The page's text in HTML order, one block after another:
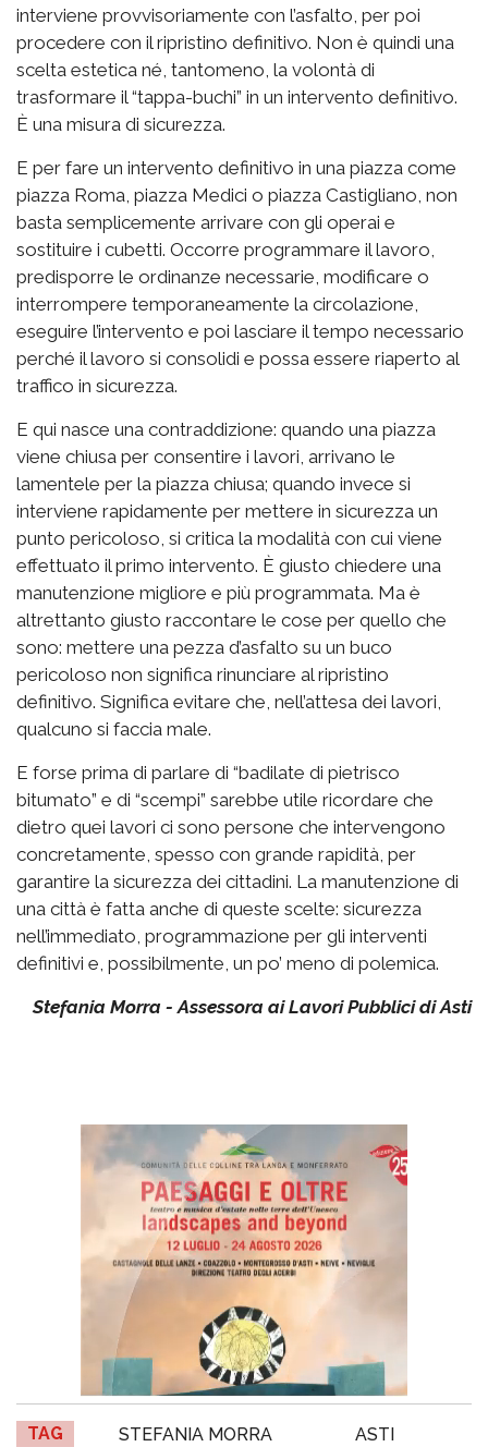
interviene provvisoriamente con l’asfalto, per poi
procedere con il ripristino definitivo. Non è quindi una
scelta estetica né, tantomeno, la volontà di
trasformare il “tappa-buchi” in un intervento definitivo.
È una misura di sicurezza.
E per fare un intervento definitivo in una piazza come
piazza Roma, piazza Medici o piazza Castigliano, non
basta semplicemente arrivare con gli operai e
sostituire i cubetti. Occorre programmare il lavoro,
predisporre le ordinanze necessarie, modificare o
interrompere temporaneamente la circolazione,
eseguire l’intervento e poi lasciare il tempo necessario
perché il lavoro si consolidi e possa essere riaperto al
traffico in sicurezza.
E qui nasce una contraddizione: quando una piazza
viene chiusa per consentire i lavori, arrivano le
lamentele per la piazza chiusa; quando invece si
interviene rapidamente per mettere in sicurezza un
punto pericoloso, si critica la modalità con cui viene
effettuato il primo intervento. È giusto chiedere una
manutenzione migliore e più programmata. Ma è
altrettanto giusto raccontare le cose per quello che
sono: mettere una pezza d’asfalto su un buco
pericoloso non significa rinunciare al ripristino
definitivo. Significa evitare che, nell’attesa dei lavori,
qualcuno si faccia male.
E forse prima di parlare di “badilate di pietrisco
bitumato” e di “scempi” sarebbe utile ricordare che
dietro quei lavori ci sono persone che intervengono
concretamente, spesso con grande rapidità, per
garantire la sicurezza dei cittadini. La manutenzione di
una città è fatta anche di queste scelte: sicurezza
nell’immediato, programmazione per gli interventi
definitivi e, possibilmente, un po’ meno di polemica.
Stefania Morra - Assessora ai Lavori Pubblici di Asti
TAG STEFANIA MORRA
ASTI